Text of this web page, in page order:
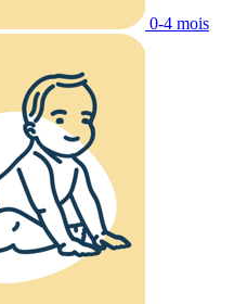
0-4 mois